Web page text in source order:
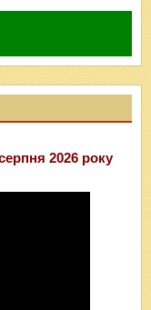
2026 року